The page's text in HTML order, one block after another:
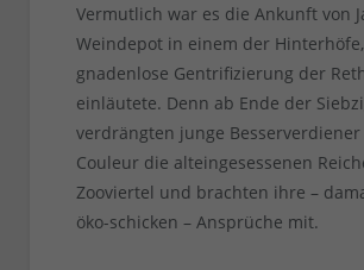
Vermutlich war es die Ankunft von
Weindepot in einem der
gnadenlose Gentrifizierung der
einläutete. Denn ab Ende der
verdrängten junge Besserverdiener
Couleur die alteingesessenen
Zooviertel und brachten ihre –
öko-schicken – Ansprüche mit.